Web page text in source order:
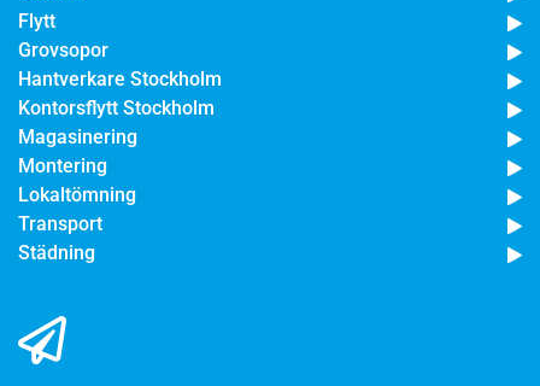
Flytt
Grovsopor
Hantverkare Stockholm
Kontorsflytt Stockholm
Magasinering
Montering
Lokaltömning
Transport
Städning